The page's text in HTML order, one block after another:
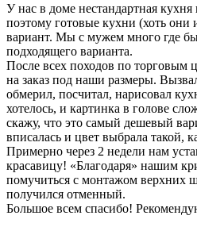
У нас в доме нестандартная кухня
поэтому готовые кухни (хоть
вариант. Мы с мужем много где
подходящего варианта.
После всех походов по торговым
на заказ под наши размеры.
обмерил, посчитал, нарисовал
хотелось, и картинка в голове
скажу, что это самый дешевый
вписалась и цвет выбрала такой,
Примерно через 2 недели нам
красавицу! «Благодаря» нашим
помучиться с монтажом верхних
получился отменный.
Большое всем спасибо!